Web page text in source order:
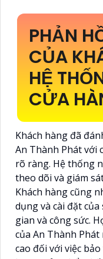
PHẢN
CỦA
HỆ
CỬA
Khách hàng đã
An Thành Phát với
rõ ràng. Hệ thống
theo dõi và giám
Khách hàng cũng
dụng và cài đặt
gian và công sức.
của An Thành
cao đối với việc